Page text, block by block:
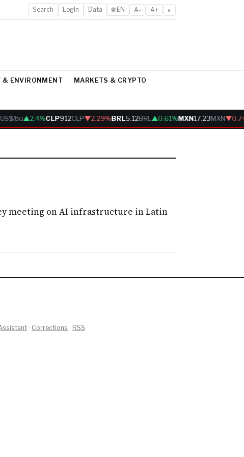
Search LogIn Data 🌐 EN A- A+ ◐
& ENVIRONMENT MARKETS & CRYPTO
bu▲2.4%CLP912CLP▼2.29%BRL5.12BRL ▲0.61%MXN17.23MXN
meeting on AI infrastructure in Latin
· Corrections · RSS